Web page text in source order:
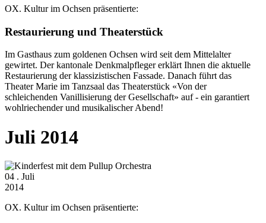
OX. Kultur im Ochsen präsentierte:
Restaurierung und Theaterstück
Im Gasthaus zum goldenen Ochsen wird seit dem Mittelalter
gewirtet. Der kantonale Denkmalpfleger erklärt Ihnen die aktuelle
Restaurierung der klassizistischen Fassade. Danach führt das
Theater Marie im Tanzsaal das Theaterstück «Von der
schleichenden Vanillisierung der Gesellschaft» auf - ein garantiert
wohlriechender und musikalischer Abend!
Juli 2014
04 . Juli
2014
OX. Kultur im Ochsen präsentierte: